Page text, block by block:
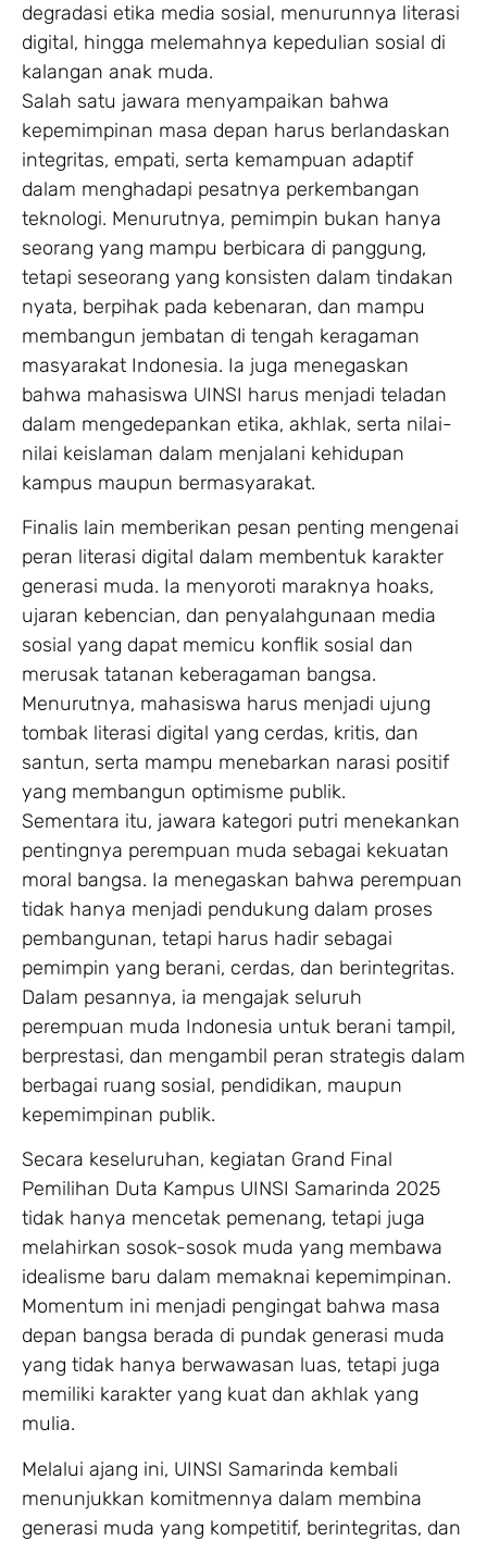
degradasi etika media sosial, menurunnya literasi
digital, hingga melemahnya kepedulian sosial di
kalangan anak muda.
Salah satu jawara menyampaikan bahwa
kepemimpinan masa depan harus berlandaskan
integritas, empati, serta kemampuan adaptif
dalam menghadapi pesatnya perkembangan
teknologi. Menurutnya, pemimpin bukan hanya
seorang yang mampu berbicara di panggung,
tetapi seseorang yang konsisten dalam tindakan
nyata, berpihak pada kebenaran, dan mampu
membangun jembatan di tengah keragaman
masyarakat Indonesia. Ia juga menegaskan
bahwa mahasiswa UINSI harus menjadi teladan
dalam mengedepankan etika, akhlak, serta nilai-
nilai keislaman dalam menjalani kehidupan
kampus maupun bermasyarakat.
Finalis lain memberikan pesan penting mengenai
peran literasi digital dalam membentuk karakter
generasi muda. Ia menyoroti maraknya hoaks,
ujaran kebencian, dan penyalahgunaan media
sosial yang dapat memicu konflik sosial dan
merusak tatanan keberagaman bangsa.
Menurutnya, mahasiswa harus menjadi ujung
tombak literasi digital yang cerdas, kritis, dan
santun, serta mampu menebarkan narasi positif
yang membangun optimisme publik.
Sementara itu, jawara kategori putri menekankan
pentingnya perempuan muda sebagai kekuatan
moral bangsa. Ia menegaskan bahwa perempuan
tidak hanya menjadi pendukung dalam proses
pembangunan, tetapi harus hadir sebagai
pemimpin yang berani, cerdas, dan berintegritas.
Dalam pesannya, ia mengajak seluruh
perempuan muda Indonesia untuk berani tampil,
berprestasi, dan mengambil peran strategis dalam
berbagai ruang sosial, pendidikan, maupun
kepemimpinan publik.
Secara keseluruhan, kegiatan Grand Final
Pemilihan Duta Kampus UINSI Samarinda 2025
tidak hanya mencetak pemenang, tetapi juga
melahirkan sosok-sosok muda yang membawa
idealisme baru dalam memaknai kepemimpinan.
Momentum ini menjadi pengingat bahwa masa
depan bangsa berada di pundak generasi muda
yang tidak hanya berwawasan luas, tetapi juga
memiliki karakter yang kuat dan akhlak yang
mulia.
Melalui ajang ini, UINSI Samarinda kembali
menunjukkan komitmennya dalam membina
generasi muda yang kompetitif, berintegritas, dan